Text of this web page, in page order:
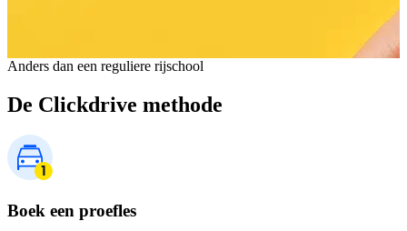
Anders dan een reguliere rijschool
De Clickdrive methode
Boek een proefles